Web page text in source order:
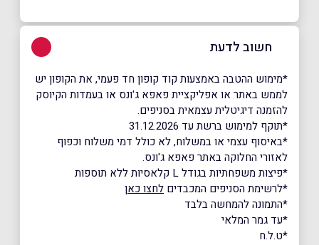
חשוב לדעת
*מימוש ההטבה באמצעות קוד קופון חד פעמי, את הקופון יש
לממש באתר או אפליקציית פאפא ג'ונס או בעמדות הקיוסק
להזמנה דיגיטלית עצמאית בסניפים.
*תוקף למימוש ברשת עד 31.12.2026
*באיסוף עצמי או במשלוח, לא כולל דמי משלוח וכפוף
לאזורי החלוקה באתר פאפא ג'ונס.
*פיצות משפחתיות בגודל L קלאסיות ללא תוספות
*לרשימת הסניפים המכבדים לחצו כאן
*התמונה להמחשה בלבד
*עד גמר המלאי
*ט.ל.ח